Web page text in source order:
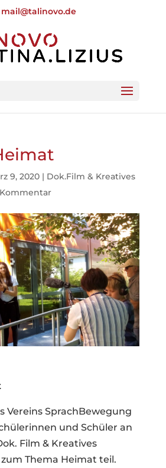
mail@talinovo.de
9, 2020| Dok.Film & Kreatives
Kommentar
Vereins SprachBewegung
und Schüler an
Film & Kreatives
Thema Heimat teil.